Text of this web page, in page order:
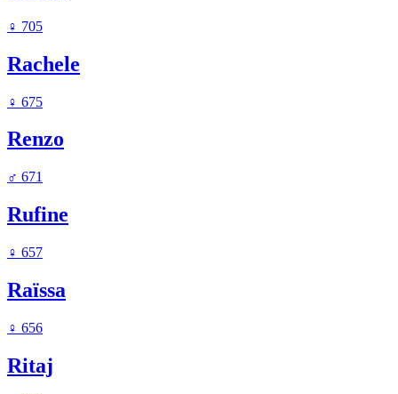
♀ 705
Rachele
♀ 675
Renzo
♂ 671
Rufine
♀ 657
Raïssa
♀ 656
Ritaj